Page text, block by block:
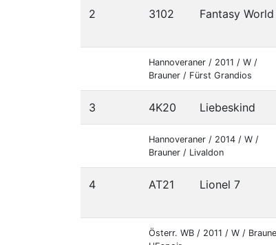
2 3102 Fantasy
Hannoveraner / 2011 / W /
Brauner / Fürst Grandios
3 4K20 Liebeskind
Hannoveraner / 2014 / W /
Brauner / Livaldon
4 AT21 Lionel 7
Österr. WB / 2011 / W /